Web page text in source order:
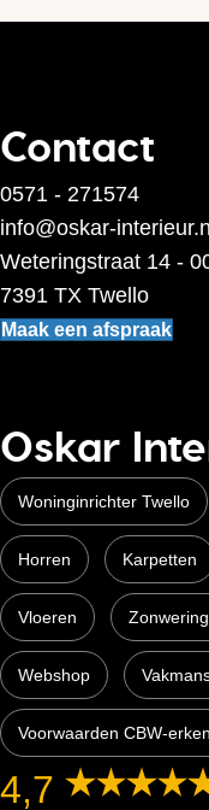
Contact
0571 - 271574
info@oskar-interieur.nl
Weteringstraat 14 -
7391 TX Twello
Maak een afspraak
Oskar
Woninginrichter Twello
Horren Karpetten
Vloeren
Webshop
Voorwaarden CBW-
4,7